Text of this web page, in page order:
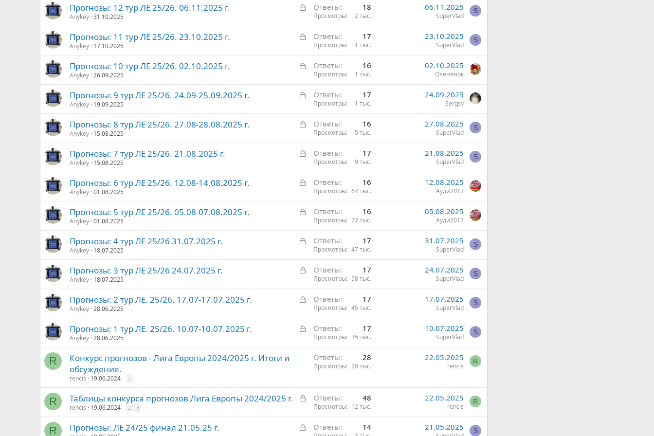
р
т
о
З
к
р
т
о
Прогнозы: 12 тур ЛЕ 25/26. 06.11.2025 г.
Anykey 31.10.2025
Ответы 18
Просмотры 2 тыс.
06.11.2025
SuperVlad
S
З
к
р
т
о
Прогнозы: 11 тур ЛЕ 25/26. 23.10.2025 г.
Anykey 17.10.2025
Ответы 17
Просмотры 1 тыс.
23.10.2025
SuperVlad
S
З
к
р
т
о
Прогнозы: 10 тур ЛЕ 25/26. 02.10.2025 г.
Anykey 26.09.2025
Ответы 16
Просмотры 1 тыс.
02.10.2025
Олененок
З
к
р
т
о
Прогнозы: 9 тур ЛЕ 25/26. 24.09-25.09.2025 г.
Anykey 19.09.2025
Ответы 17
Просмотры 1 тыс.
24.09.2025
Sergsv
З
к
р
т
о
Прогнозы: 8 тур ЛЕ 25/26. 27.08-28.08.2025 г.
Anykey 15.08.2025
Ответы 16
Просмотры 5 тыс.
27.08.2025
SuperVlad
S
З
к
р
т
о
Прогнозы: 7 тур ЛЕ 25/26. 21.08.2025 г.
Anykey 15.08.2025
Ответы 17
Просмотры 9 тыс.
21.08.2025
SuperVlad
S
З
к
р
т
о
Прогнозы: 6 тур ЛЕ 25/26. 12.08-14.08.2025 г.
Anykey 01.08.2025
Ответы 16
Просмотры 64 тыс.
12.08.2025
Ауди2017
З
к
р
т
о
Прогнозы: 5 тур ЛЕ 25/26. 05.08-07.08.2025 г.
Anykey 01.08.2025
Ответы 16
Просмотры 72 тыс.
05.08.2025
Ауди2017
З
к
р
т
о
Прогнозы: 4 тур ЛЕ 25/26 31.07.2025 г.
Anykey 18.07.2025
Ответы 17
Просмотры 47 тыс.
31.07.2025
SuperVlad
S
З
к
р
т
о
Прогнозы: 3 тур ЛЕ 25/26 24.07.2025 г.
Anykey 18.07.2025
Ответы 17
Просмотры 58 тыс.
24.07.2025
SuperVlad
S
З
к
р
т
Прогнозы: 2 тур ЛЕ. 25/26. 17.07-17.07.2025 г.
Anykey 28.06.2025
Ответы 17
Просмотры 45 тыс.
17.07.2025
SuperVlad
S
З
к
о
Прогнозы: 1 тур ЛЕ. 25/26. 10.07-10.07.2025 г.
Anykey 28.06.2025
Ответы 17
Просмотры 35 тыс.
10.07.2025
SuperVlad
S
R
Конкурс прогнозов - Лига Европы 2024/2025 г. Итоги и
обсуждение.
rencis 19.06.2024 2
Ответы 28
Просмотры 20 тыс.
22.05.2025
rencis
R
R
З
к
р
Таблицы конкурса прогнозов Лига Европы 2024/2025 г.
rencis 19.06.2024 2 3
Ответы 48
Просмотры 12 тыс.
22.05.2025
rencis
R
R
З
Прогнозы: ЛЕ 24/25 финал 21.05.25 г. Ответы 14 21.05.2025 S